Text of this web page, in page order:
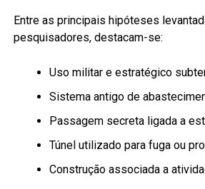
Entre as principais hipóteses
pesquisadores, destacam-se:
Uso militar e estratégico
Sistema antigo de
Passagem secreta ligada a
Túnel utilizado para fuga ou
Construção associada a